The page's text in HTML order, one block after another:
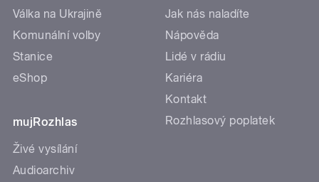
Válka na Ukrajině
Komunální volby
Stanice
eShop
mujRozhlas
Živé vysílání
Audioarchiv
Jak nás naladíte
Nápověda
Lidé v rádiu
Kariéra
Kontakt
Rozhlasový poplatek